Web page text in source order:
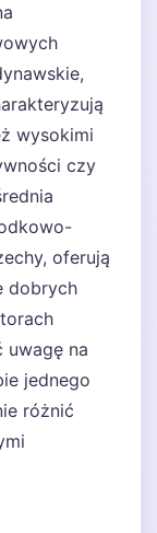
wysokimi
czy
oferują
dobrych
na
jednego
różnić